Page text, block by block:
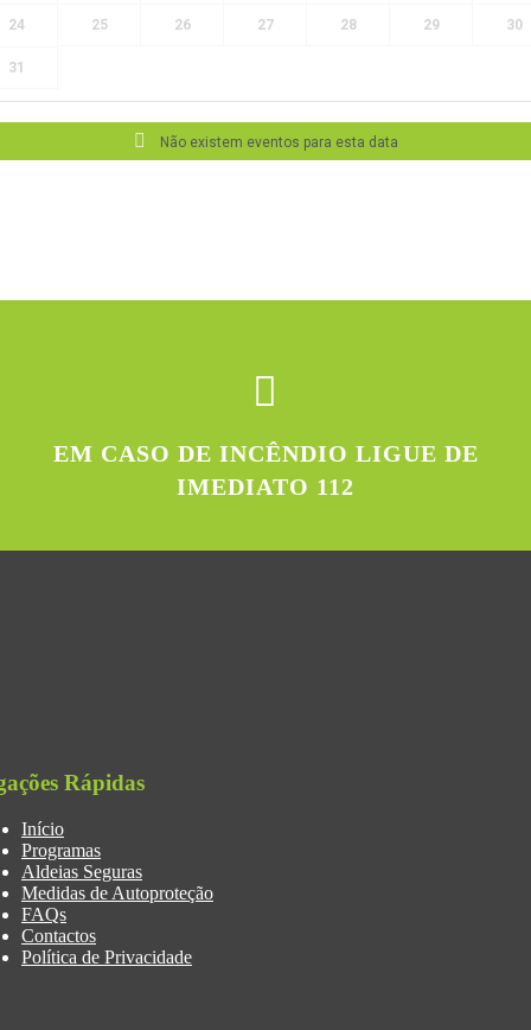
24 25 26 27 28 29 30
31
Não existem eventos para esta data
EM CASO DE INCÊNDIO LIGUE DE
IMEDIATO 112
Rápidas
Início
Programas
Aldeias Seguras
Medidas de Autoproteção
FAQs
Contactos
Política de Privacidade